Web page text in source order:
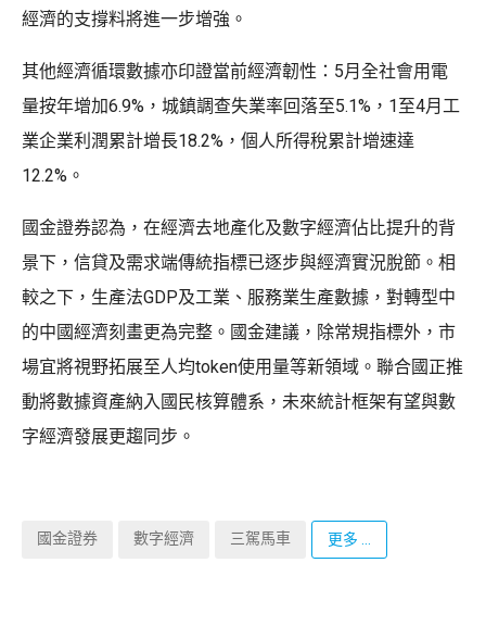
經濟的支撐料將進一步增強。
其他經濟循環數據亦印證當前經濟韌性：5月全社會用電
量按年增加6.9%，城鎮調查失業率回落至5.1%，1至4月工
業企業利潤累計增長18.2%，個人所得稅累計增速達
12.2%。
國金證券認為，在經濟去地產化及數字經濟佔比提升的背
景下，信貸及需求端傳統指標已逐步與經濟實況脫節。相
較之下，生產法GDP及工業、服務業生產數據，對轉型中
的中國經濟刻畫更為完整。國金建議，除常規指標外，市
場宜將視野拓展至人均token使用量等新領域。聯合國正推
動將數據資產納入國民核算體系，未來統計框架有望與數
字經濟發展更趨同步。
國金證券 數字經濟 三駕馬車 更多 ...